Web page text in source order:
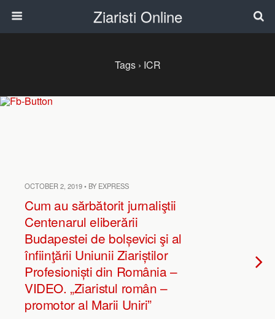
Ziaristi Online
Tags › ICR
OCTOBER 2, 2019 • BY EXPRESS
Cum au sărbătorit jurnaliştii
Centenarul eliberării
Budapestei de bolșevici şi al
înfiinţării Uniunii Ziariștilor
Profesioniști din România –
VIDEO. „Ziaristul român –
promotor al Marii Uniri”